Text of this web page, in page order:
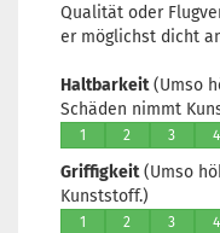
Qualität oder
er möglichst dicht
Haltbarkeit(Umso
Schäden nimmt
1 2 3 4
Griffigkeit(Umso
Kunststoff.)
1 2 3 4